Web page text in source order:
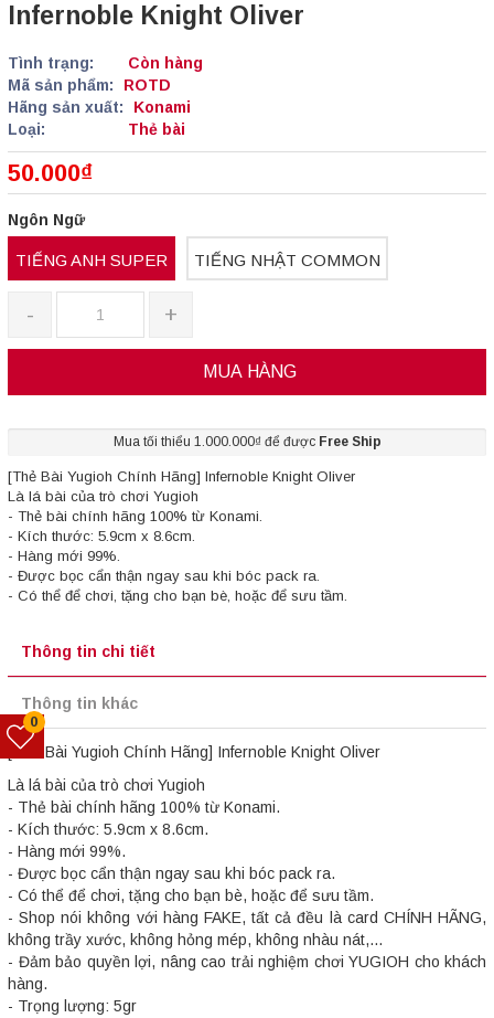
Infernoble Knight Oliver
Tình trạng:
Còn hàng
Mã sản phẩm:
ROTD
Hãng sản xuất:
Konami
Loại:
Thẻ bài
50.000₫
Ngôn Ngữ
TIẾNG ANH SUPER TIẾNG NHẬT COMMON
- +
MUA HÀNG
Mua tối thiểu 1.000.000₫ để được Free Ship
[Thẻ Bài Yugioh Chính Hãng] Infernoble Knight Oliver
Là lá bài của trò chơi Yugioh
- Thẻ bài chính hãng 100% từ Konami.
- Kích thước: 5.9cm x 8.6cm.
- Hàng mới 99%.
- Được bọc cẩn thận ngay sau khi bóc pack ra.
- Có thể để chơi, tặng cho bạn bè, hoặc để sưu tầm.
Thông tin chi tiết
Thông tin khác
[Thẻ Bài Yugioh Chính Hãng] Infernoble Knight Oliver
Là lá bài của trò chơi Yugioh
- Thẻ bài chính hãng 100% từ Konami.
- Kích thước: 5.9cm x 8.6cm.
- Hàng mới 99%.
- Được bọc cẩn thận ngay sau khi bóc pack ra.
- Có thể để chơi, tặng cho bạn bè, hoặc để sưu tầm.
- Shop nói không với hàng FAKE, tất cả đều là card CHÍNH HÃNG,
không trầy xước, không hỏng mép, không nhàu nát,...
- Đảm bảo quyền lợi, nâng cao trải nghiệm chơi YUGIOH cho khách
hàng.
- Trọng lượng: 5gr
0